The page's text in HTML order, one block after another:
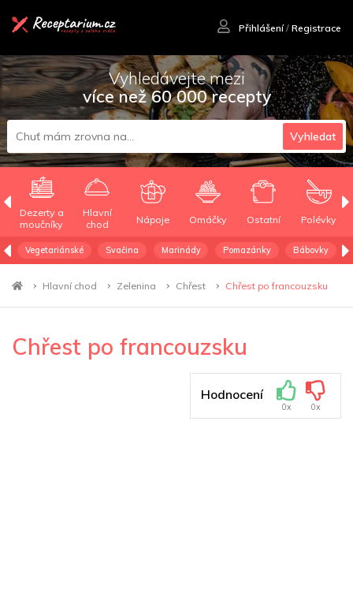
Přihlášení/ Registrace
Vyhledávejte mezi
více než 60 000 recepty
Vyhledat
Dezerty a
moučníky
Hlavní
chod
Nápoje Omáčky Ostatní Polévky
Vegetariánské Svačina Marinády Pomazánky Bábovky
Hlavní chod Zelenina Chřest Chřest po francouzsku
Chřest po francouzsku
Hodnocení
0x 0x